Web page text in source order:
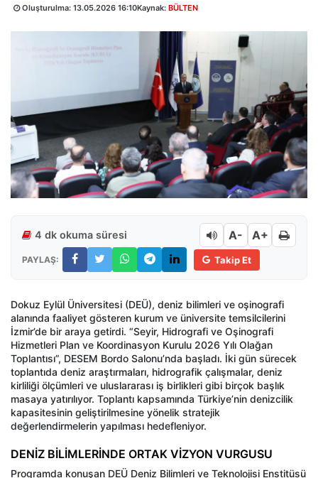
Oluşturulma: 13.05.2026 16:10Kaynak: BÜLTEN
4 dk okuma süresi A- A+
PAYLAŞ: Takip Et
Dokuz Eylül Üniversitesi (DEÜ), deniz bilimleri ve oşinografi
alanında faaliyet gösteren kurum ve üniversite temsilcilerini
İzmir’de bir araya getirdi. “Seyir, Hidrografi ve Oşinografi
Hizmetleri Plan ve Koordinasyon Kurulu 2026 Yılı Olağan
Toplantısı”, DESEM Bordo Salonu’nda başladı. İki gün sürecek
toplantıda deniz araştırmaları, hidrografik çalışmalar, deniz
kirliliği ölçümleri ve uluslararası iş birlikleri gibi birçok başlık
masaya yatırılıyor. Toplantı kapsamında Türkiye’nin denizcilik
kapasitesinin geliştirilmesine yönelik stratejik
değerlendirmelerin yapılması hedefleniyor.
DENİZ BİLİMLERİNDE ORTAK VİZYON VURGUSU
Programda konuşan DEÜ Deniz Bilimleri ve Teknolojisi Enstitüsü